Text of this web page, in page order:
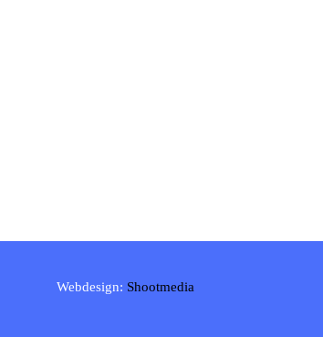
Webdesign: Shootmedia